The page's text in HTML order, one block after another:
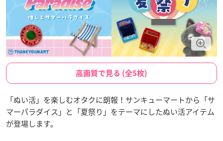
高画質で見る (全5枚)
「ぬい活」を楽しむオタクに朗報！サンキューマートから「サ
マーパラダイス」と「夏祭り」をテーマにしたぬい活アイテム
が登場します。